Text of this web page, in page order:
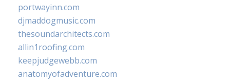
portwayinn.com
djmaddogmusic.com
thesoundarchitects.com
allin1roofing.com
keepjudgewebb.com
anatomyofadventure.com